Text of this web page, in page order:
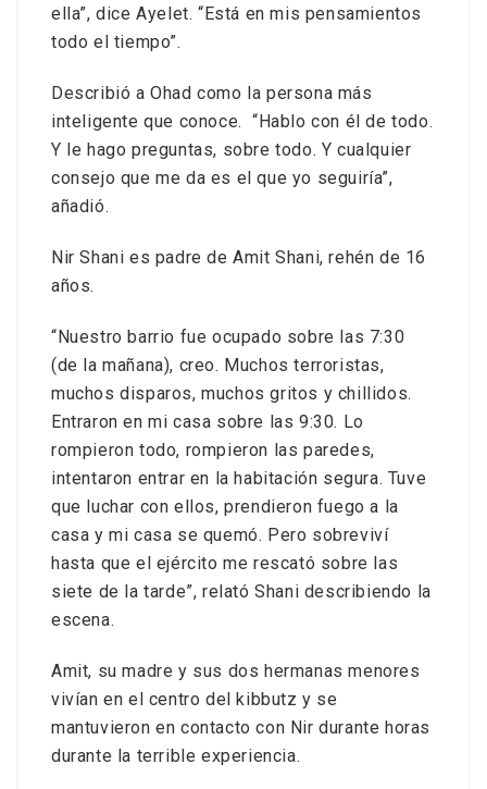
ella”, dice Ayelet. “Está en mis pensamientos
todo el tiempo”.
Describió a Ohad como la persona más
inteligente que conoce. “Hablo con él de todo.
Y le hago preguntas, sobre todo. Y cualquier
consejo que me da es el que yo seguiría”,
añadió.
Nir Shani es padre de Amit Shani, rehén de 16
años.
“Nuestro barrio fue ocupado sobre las 7:30
(de la mañana), creo. Muchos terroristas,
muchos disparos, muchos gritos y chillidos.
Entraron en mi casa sobre las 9:30. Lo
rompieron todo, rompieron las paredes,
intentaron entrar en la habitación segura. Tuve
que luchar con ellos, prendieron fuego a la
casa y mi casa se quemó. Pero sobreviví
hasta que el ejército me rescató sobre las
siete de la tarde”, relató Shani describiendo la
escena.
Amit, su madre y sus dos hermanas menores
vivían en el centro del kibbutz y se
mantuvieron en contacto con Nir durante horas
durante la terrible experiencia.